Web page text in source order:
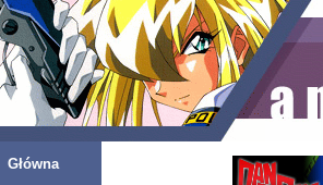
Główna